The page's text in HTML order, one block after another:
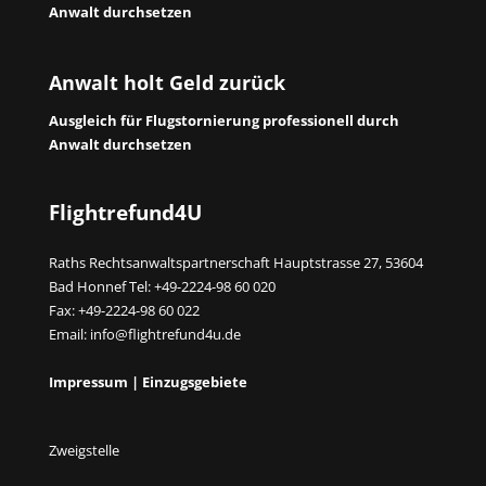
Anwalt durchsetzen
Anwalt holt Geld zurück
Ausgleich für Flugstornierung professionell durch
Anwalt durchsetzen
Flightrefund4U
Raths Rechtsanwaltspartnerschaft Hauptstrasse 27, 53604
Bad Honnef Tel: +49-2224-98 60 020
Fax: +49-2224-98 60 022
Email: info@flightrefund4u.de
Impressum | Einzugsgebiete
Zweigstelle